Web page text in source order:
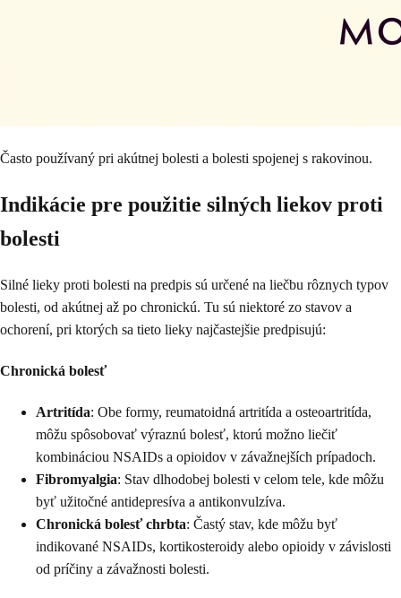
Často používaný pri akútnej bolesti a bolesti spojenej s rakovinou.
Indikácie pre použitie silných liekov proti
bolesti
Silné lieky proti bolesti na predpis sú určené na liečbu rôznych typov
bolesti, od akútnej až po chronickú. Tu sú niektoré zo stavov a
ochorení, pri ktorých sa tieto lieky najčastejšie predpisujú:
Chronická bolesť
Artritída: Obe formy, reumatoidná artritída a osteoartritída,
môžu spôsobovať výraznú bolesť, ktorú možno liečiť
kombináciou NSAIDs a opioidov v závažnejších prípadoch.
Fibromyalgia: Stav dlhodobej bolesti v celom tele, kde môžu
byť užitočné antidepresíva a antikonvulzíva.
Chronická bolesť chrbta: Častý stav, kde môžu byť
indikované NSAIDs, kortikosteroidy alebo opioidy v závislosti
od príčiny a závažnosti bolesti.